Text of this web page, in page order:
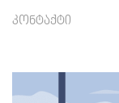
Კონტაქტი